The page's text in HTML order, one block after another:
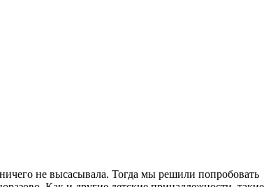
не высасывала. Тогда мы решили попробовать